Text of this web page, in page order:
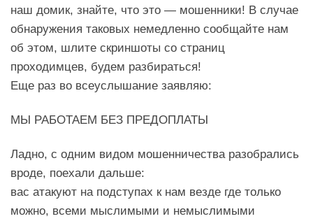
наш домик, знайте, что это — мошенники! В случае
обнаружения таковых немедленно сообщайте нам
об этом, шлите скриншоты со страниц
проходимцев, будем разбираться!
Еще раз во всеуслышание заявляю:
МЫ РАБОТАЕМ БЕЗ ПРЕДОПЛАТЫ
Ладно, с одним видом мошенничества разобрались
вроде, поехали дальше:
вас атакуют на подступах к нам везде где только
можно, всеми мыслимыми и немыслимыми